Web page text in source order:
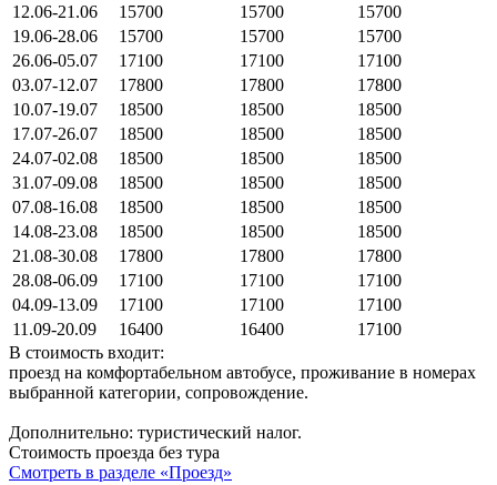
12.06-21.06
15700 15700
15700
19.06-28.06
15700 15700
15700
26.06-05.07
17100 17100
17100
03.07-12.07
17800 17800
17800
10.07-19.07
18500 18500
18500
17.07-26.07
18500 18500
18500
24.07-02.08
18500 18500
18500
31.07-09.08
18500 18500
18500
07.08-16.08
18500 18500
18500
14.08-23.08
18500 18500
18500
21.08-30.08
17800 17800
17800
28.08-06.09
17100 17100
17100
04.09-13.09
17100 17100
17100
11.09-20.09
16400 16400
17100
В стоимость входит:
проезд на комфортабельном автобусе, проживание в номерах
выбранной категории, сопровождение.
Дополнительно: туристический налог.
Стоимость проезда без тура
Смотреть в разделе «Проезд»